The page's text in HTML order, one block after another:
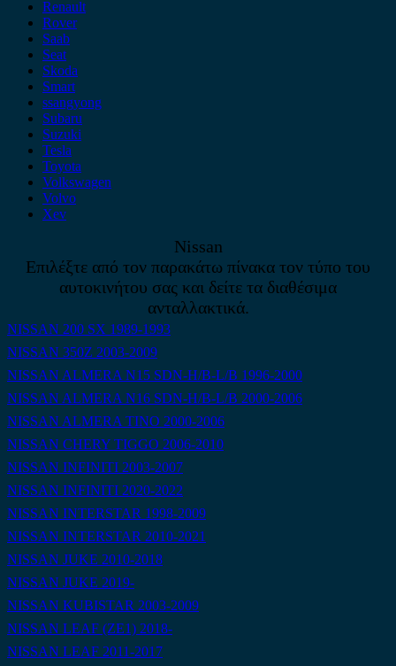
Renault
Rover
Saab
Seat
Skoda
Smart
ssangyong
Subaru
Suzuki
Tesla
Toyota
Volkswagen
Volvo
Xev
Nissan
Επιλέξτε από τον παρακάτω πίνακα τον τύπο του
αυτοκινήτου σας και δείτε τα διαθέσιμα
ανταλλακτικά.
NISSAN 200 SX 1989-1993
NISSAN 350Z 2003-2009
NISSAN ALMERA N15 SDN-H/B-L/B 1996-2000
NISSAN ALMERA N16 SDN-H/B-L/B 2000-2006
NISSAN ALMERA TINO 2000-2006
NISSAN CHERY TIGGO 2006-2010
NISSAN INFINITI 2003-2007
NISSAN INFINITI 2020-2022
NISSAN INTERSTAR 1998-2009
NISSAN INTERSTAR 2010-2021
NISSAN JUKE 2010-2018
NISSAN JUKE 2019-
NISSAN KUBISTAR 2003-2009
NISSAN LEAF (ZE1) 2018-
NISSAN LEAF 2011-2017